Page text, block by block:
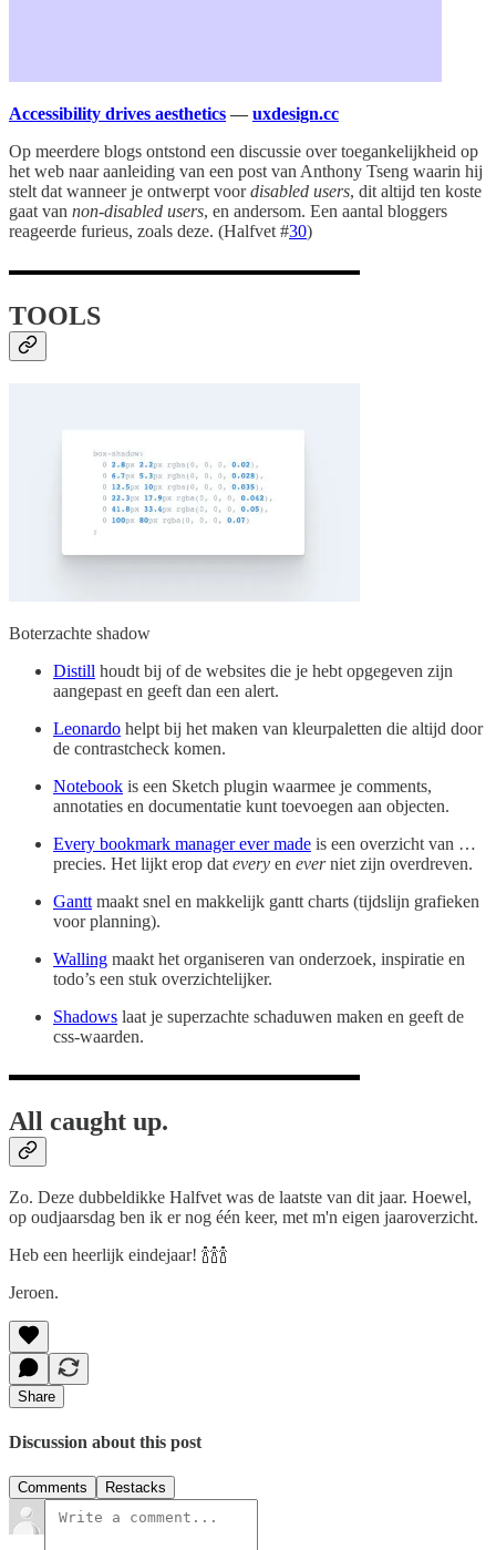
Accessibility drives aesthetics — uxdesign.cc
Op meerdere blogs ontstond een discussie over toegankelijkheid op
het web naar aanleiding van een post van Anthony Tseng waarin hij
stelt dat wanneer je ontwerpt voordisabled users, dit altijd ten koste
gaat van non-disabled users, en andersom. Een aantal bloggers
reageerde furieus, zoals deze. (Halfvet #30)
TOOLS
Boterzachte shadow
Distill houdt bij of de websites die je hebt opgegeven zijn
aangepast en geeft dan een alert.
Leonardo helpt bij het maken van kleurpaletten die altijd door
de contrastcheck komen.
Notebook is een Sketch plugin waarmee je comments,
annotaties en documentatie kunt toevoegen aan objecten.
Every bookmark manager ever made is een overzicht van …
precies. Het lijkt erop dat every en everniet zijn overdreven.
Gantt maakt snel en makkelijk gantt charts (tijdslijn grafieken
voor planning).
Walling maakt het organiseren van onderzoek, inspiratie en
todo’s een stuk overzichtelijker.
Shadows laat je superzachte schaduwen maken en geeft de
css-waarden.
All caught up.
Zo. Deze dubbeldikke Halfvet was de laatste van dit jaar. Hoewel,
op oudjaarsdag ben ik er nog één keer, met m'n eigen jaaroverzicht.
Heb een heerlijk eindejaar! 🍾🍾🍾
Jeroen.
Share
Discussion about this post
Comments Restacks